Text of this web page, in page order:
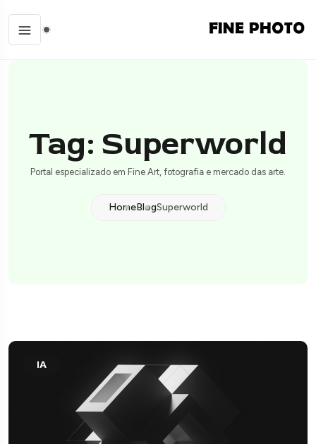
Tag: Superworld
Portal especializado em Fine Art, fotografia e mercado das arte.
HomeBlogSuperworld
IA